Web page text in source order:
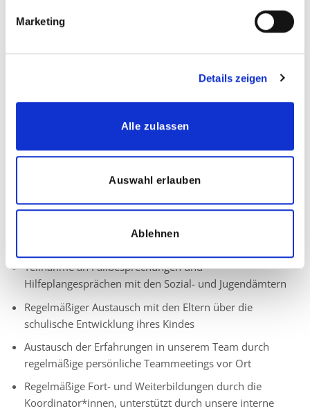
Marketing
Details zeigen
Alle zulassen
Auswahl erlauben
Ablehnen
Attraktive Vergütung und das Angebot einer betrieblichen
Altersvorsorge
Anspruch auf 30 Tage Jahresurlaub in den Ferienzeiten
Individuelle und bedarfsgerechte Unterstützung und
Eingliederungshilfe
Erfassung und Dokumentation der Lernerfolge des Kindes
in Form von monatlichen Berichten und einem
Teilnahme an Fallbesprechungen und
Hilfeplangesprächen mit den Sozial- und Jugendämtern
Regelmäßiger Austausch mit den Eltern über die
schulische Entwicklung ihres Kindes
Austausch der Erfahrungen in unserem Team durch
regelmäßige persönliche Teammeetings vor Ort
Regelmäßige Fort- und Weiterbildungen durch die
Koordinator*innen, unterstützt durch unsere interne